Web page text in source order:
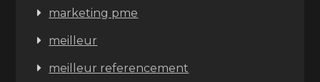
marketing pme
meilleur
meilleur referencement